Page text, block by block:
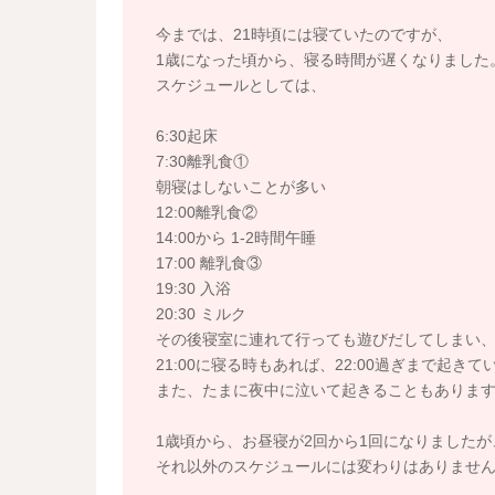
今までは、21時頃には寝ていたのですが、
1歳になった頃から、寝る時間が遅くなりました。
スケジュールとしては、
6:30起床
7:30離乳食①
朝寝はしないことが多い
12:00離乳食②
14:00から 1-2時間午睡
17:00 離乳食③
19:30 入浴
20:30 ミルク
その後寝室に連れて行っても遊びだしてしまい、
21:00に寝る時もあれば、22:00過ぎまで起きて
また、たまに夜中に泣いて起きることもあります
1歳頃から、お昼寝が2回から1回になりましたが
それ以外のスケジュールには変わりはありません